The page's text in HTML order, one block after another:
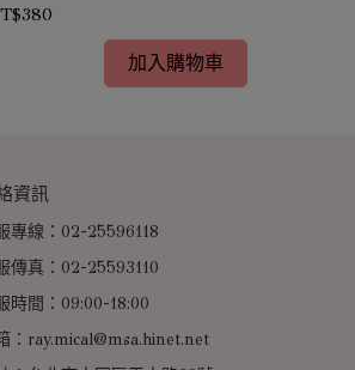
加入購物車
資訊
專線：02-25596118
傳真：02-25593110
時間：09:00-18:00
：ray.mical@msa.hinet.net